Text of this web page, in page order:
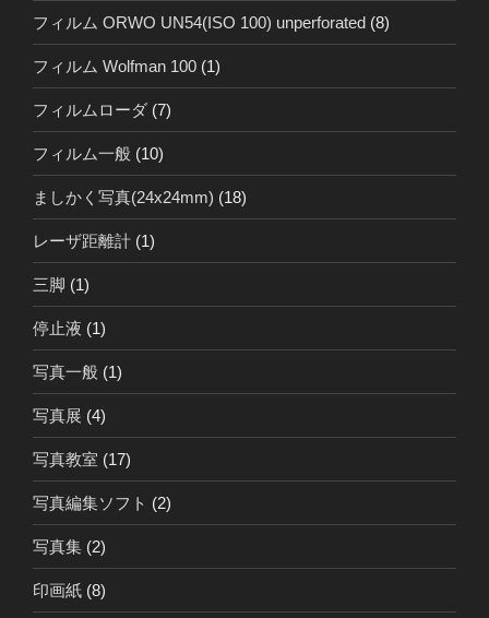
フィルム ORWO UN54(ISO 100) unperforated (8)
フィルム Wolfman 100 (1)
フィルムローダ (7)
フィルム一般 (10)
ましかく写真(24x24mm) (18)
レーザ距離計 (1)
三脚 (1)
停止液 (1)
写真一般 (1)
写真展 (4)
写真教室 (17)
写真編集ソフト (2)
写真集 (2)
印画紙 (8)